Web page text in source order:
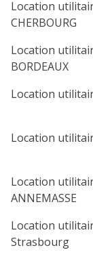
Location
CHERBOURG
Location
BORDEAUX
Location
Location
Location
ANNEMASSE
Location
Strasbourg